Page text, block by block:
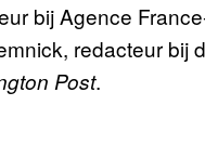
bij Agence
redacteur bij
Post.